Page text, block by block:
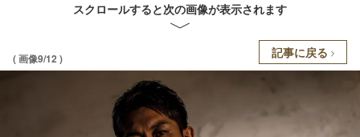
スクロールすると次の画像が表示されます
( 画像9/12 ) 記事に戻る